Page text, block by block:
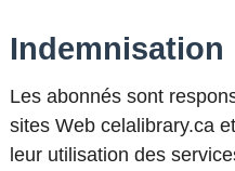
Indemnisation
Les abonnés sont
sites Web celalibrary.ca
leur utilisation des